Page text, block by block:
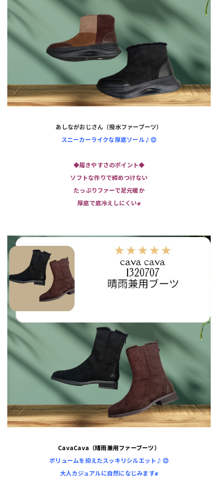
あしながおじさん（撥水ファーブーツ）
スニーカーライクな厚底ソール♪😌
◆履きやすさのポイント◆
ソフトな作りで締めつけない
たっぷりファーで足元暖か
厚底で底冷えしにくい✊️
CavaCava（晴雨兼用ファーブーツ）
ボリュームを抑えたスッキリシルエット♪😌
大人カジュアルに自然になじみます✊️